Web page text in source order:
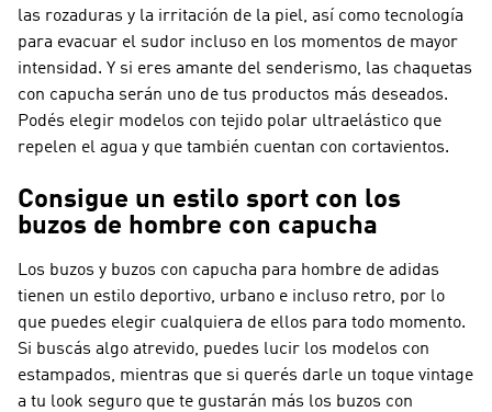
las rozaduras y la irritación de la piel, así como tecnología
para evacuar el sudor incluso en los momentos de mayor
intensidad. Y si eres amante del senderismo, las chaquetas
con capucha serán uno de tus productos más deseados.
Podés elegir modelos con tejido polar ultraelástico que
repelen el agua y que también cuentan con cortavientos.
Consigue un estilo sport con los
buzos de hombre con capucha
Los buzos y buzos con capucha para hombre de adidas
tienen un estilo deportivo, urbano e incluso retro, por lo
que puedes elegir cualquiera de ellos para todo momento.
Si buscás algo atrevido, puedes lucir los modelos con
estampados, mientras que si querés darle un toque vintage
a tu look seguro que te gustarán más los buzos con